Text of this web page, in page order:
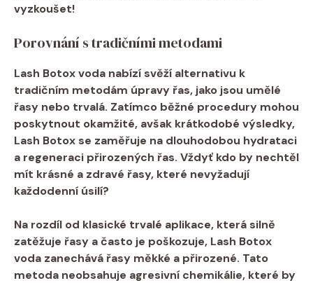
vyzkoušet!
Porovnání s tradičními metodami
Lash Botox voda nabízí svěží alternativu k
tradičním metodám úpravy řas, jako jsou umělé
řasy nebo trvalá. Zatímco běžné procedury mohou
poskytnout okamžité, avšak krátkodobé výsledky,
Lash Botox se zaměřuje na dlouhodobou hydrataci
a regeneraci přirozených řas. Vždyť kdo by nechtěl
mít krásné a zdravé řasy, které nevyžadují
každodenní úsilí?
Na rozdíl od klasické trvalé aplikace, která silně
zatěžuje řasy a často je poškozuje, Lash Botox
voda zanechává řasy měkké a přirozené. Tato
metoda neobsahuje agresivní chemikálie, které by